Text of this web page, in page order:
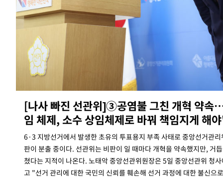
44.53%
-20080초 전 >[속보]與전대 권리당원투표…강원·경북 김민석, 대구 정청래
[속보]與 당대표 경선, 경북 권리당원 투표 김민석 47.37%·정
-19789초 전 >[속보]與 당대표 경선, 대구 권리당원 투표 정청래 47.82%·김
-19586초 전 >[속보]與 당대표 경선, 강원 권리당원 투표 김민석 승리
-17504초 전 > "일본축구협회, 대한축구협회 성 접대 의혹 심판 조사"
[속보]장은수, KLPGA 제주삼다수 역전 우승…데뷔 10년 차에
-5438초 전 >손흥민, 68분 뛰고 2경기 침묵…LAFC, 톨루카에 1-0 승리(종합)
-4710초 전 >'2경기 연속 침묵' 손흥민, 톨루카전 68분만 뛰고 슈팅 0개
-3462초 전 >이강인, 오늘 서울서 AT마드리드 입단식…'전례 없는 특급대우'
2시간 전 >'여긴 20도, 저긴 50도'…열화상 카메라로 본 폭염 저감시설 '온도
2시간 전 > 콜롬비아 신임 우파 대통령 취임 하루만에 차량폭탄 폭발 사건
[나사 빠진 선관위]③공염불 그친 개혁 약
임 체제, 소수 상임체제로 바꿔 책임지게 해
6·3 지방선거에서 발생한 초유의 투표용지 부족 사태로 중앙선거관
판이 분출 중이다. 선관위는 비판이 일 때마다 개혁을 약속했지만, 거
쳤다는 지적이 나온다. 노태악 중앙선관위원장은 5일 중앙선관위 청
고 "선거 관리에 대한 국민의 신뢰를 훼손해 선거 과정에 대한 불신으